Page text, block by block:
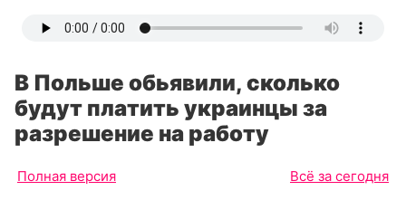
В Польше обьявили, сколько
будут платить украинцы за
разрешение на работу
Полная версия Всё за сегодня